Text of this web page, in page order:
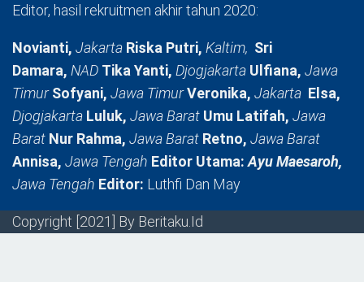
Editor, hasil rekruitmen akhir tahun 2020:
Novianti, Jakarta Riska Putri, Kaltim, Sri
Damara, NAD Tika Yanti, Djogjakarta Ulfiana, Jawa
TimurSofyani, Jawa TimurVeronika, Jakarta Elsa,
Djogjakarta Luluk, Jawa Barat Umu Latifah, Jawa
Barat Nur Rahma, Jawa Barat Retno, Jawa Barat
Annisa, Jawa Tengah Editor Utama:Ayu Maesaroh,
Jawa Tengah Editor: Luthfi Dan May
Copyright [2021] By Beritaku.Id